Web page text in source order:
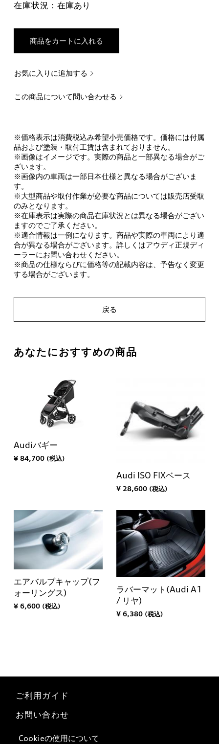
在庫状況：在庫あり
商品をカートに入れる
お気に入りに追加する
この商品について問い合わせる
※価格表示は消費税込み希望小売価格です。価格には付属
品および塗装・取付工賃は含まれておりません。
※画像はイメージです。実際の商品と一部異なる場合がご
ざいます。
※画像内の車両は一部日本仕様と異なる場合がございま
す。
※大型商品や取付作業が必要な商品については販売店受取
のみとなります。
※在庫表示は実際の商品在庫状況とは異なる場合がござい
ますのでご了承ください。
※適合情報は一例になります。商品や実際の車両により適
合が異なる場合がございます。詳しくはアウディ正規ディ
ーラーにお問い合わせください。
※商品の仕様ならびに価格等の記載内容は、予告なく変更
する場合がございます。
戻る
あなたにおすすめの商品
Audiバギー
¥ 84,700 (税込)
Audi ISO FIXベース
¥ 28,600 (税込)
エアバルブキャップ(フ
ォーリングス)
¥ 6,600 (税込)
ラバーマット(Audi A1
/ リヤ)
¥ 6,380 (税込)
ご利用ガイド
お問い合わせ
マイページ
Cookieの使用について